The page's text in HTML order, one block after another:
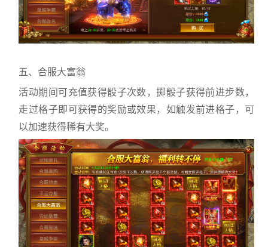
五、合服大富翁
活动期间可充值获得骰子次数，掷骰子获得前进步数，
走过格子即可获得的奖励或效果，如触发前进格子，可
以加速获得稀有大奖。